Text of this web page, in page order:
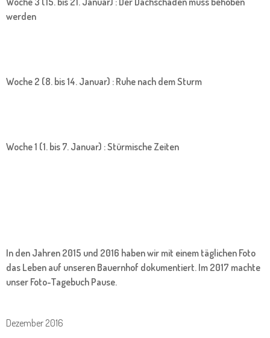
werden
Woche 2 (8. bis 14. Januar) : Ruhe nach dem Sturm
Woche 1 (1. bis 7. Januar) : Stürmische Zeiten
In den Jahren 2015 und 2016 haben wir mit einem täglichen Foto
das Leben auf unseren Bauernhof dokumentiert. Im 2017 machte
unser Foto-Tagebuch Pause.
Dezember 2016